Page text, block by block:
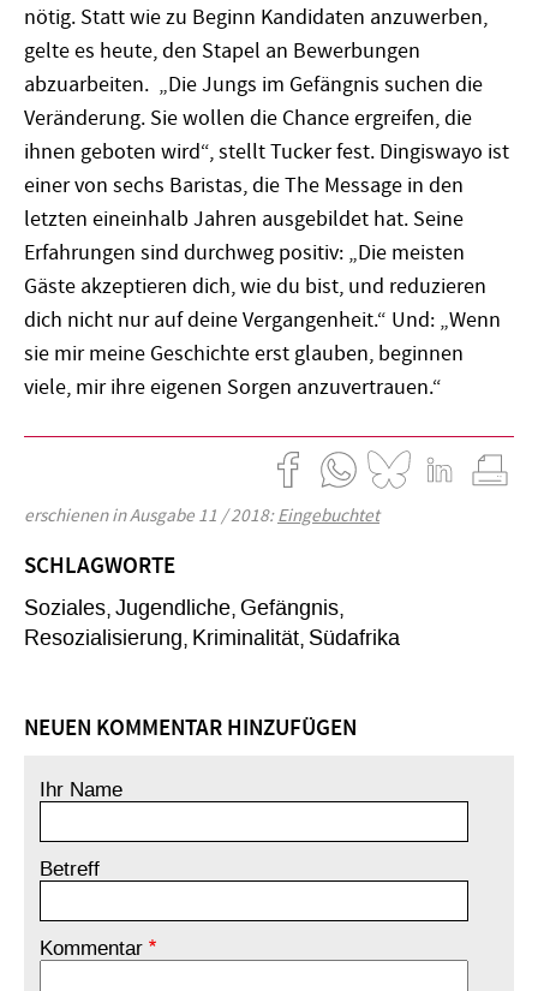
nötig. Statt wie zu Beginn Kandidaten anzuwerben,
gelte es heute, den Stapel an Bewerbungen
abzuarbeiten. „Die Jungs im Gefängnis suchen die
Veränderung. Sie wollen die Chance ergreifen, die
ihnen geboten wird“, stellt Tucker fest. Dingiswayo ist
einer von sechs Baristas, die The Message in den
letzten eineinhalb Jahren ausgebildet hat. Seine
Erfahrungen sind durchweg positiv: „Die meisten
Gäste akzeptieren dich, wie du bist, und reduzieren
dich nicht nur auf deine Vergangenheit.“ Und: „Wenn
sie mir meine Geschichte erst glauben, beginnen
viele, mir ihre eigenen Sorgen anzuvertrauen.“
erschienen in Ausgabe 11 / 2018:Eingebuchtet
SCHLAGWORTE
Soziales Jugendliche Gefängnis
Resozialisierung Kriminalität Südafrika
NEUEN KOMMENTAR HINZUFÜGEN
Ihr Name
Betreff
Kommentar